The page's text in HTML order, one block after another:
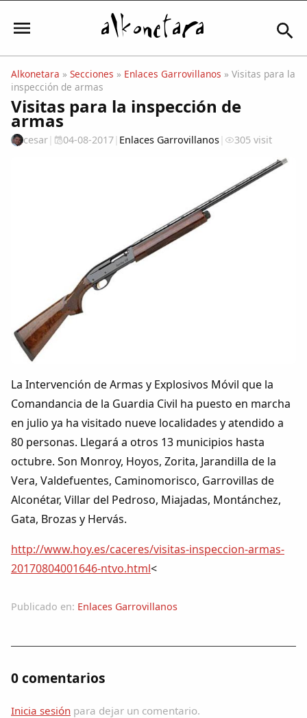
Iniciar sesión
Comunidad
Colaboradores
AlkoTV
Biblioteca
Periódico Alconétar
Foros
Idiosincrasia
Diccionario
Alkonetara » Secciones » Enlaces Garrovillanos » Visitas para la
inspección de armas
Visitas para la inspección de
armas
cesar| 04-08-2017| Enlaces Garrovillanos| 305 visit
La Intervención de Armas y Explosivos Móvil que la
Comandancia de la Guardia Civil ha puesto en marcha
en julio ya ha visitado nueve localidades y atendido a
80 personas. Llegará a otros 13 municipios hasta
octubre. Son Monroy, Hoyos, Zorita, Jarandilla de la
Vera, Valdefuentes, Caminomorisco, Garrovillas de
Alconétar, Villar del Pedroso, Miajadas, Montánchez,
Gata, Brozas y Hervás.
http://www.hoy.es/caceres/visitas-inspeccion-armas-
20170804001646-ntvo.html<
Publicado en: Enlaces Garrovillanos
0 comentarios
Inicia sesión para dejar un comentario.